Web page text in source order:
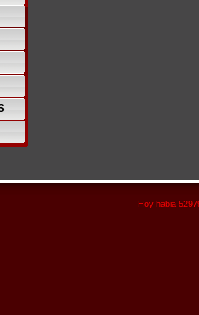
Hoy habia